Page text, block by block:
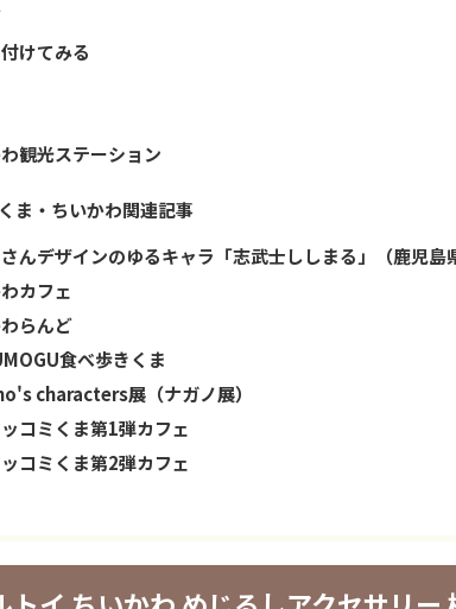
けてみる
観光ステーション
ま・ちいかわ関連記事
んデザインのゆるキャラ「志武士ししまる」（鹿児島
カフェ
らんど
食べ歩きくま
characters展（ナガノ展）
コミくま第1弾カフェ
コミくま第2弾カフェ